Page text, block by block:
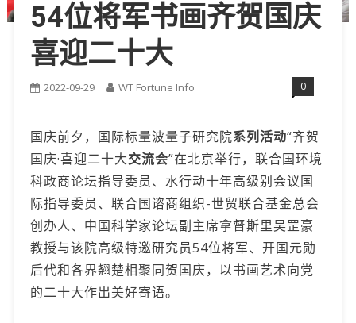
54位将军书画齐贺国庆
喜迎二十大
2022-09-29 WT Fortune Info 0
国庆前夕，国际标量波量子研究院系列活动“齐贺
国庆·喜迎二十大交流会”在北京举行，联合国环境
科政商论坛指导委员、水行动十年高级别会议国
际指导委员、联合国谘商组织-世贸联合基金总会
创办人、中国科学家论坛副主席拿督斯里吴罡豪
教授与该院高级特邀研究员54位将军、开国元勋
后代和各界翘楚相聚同贺国庆，以书画艺术向党
的二十大作出美好寄语。